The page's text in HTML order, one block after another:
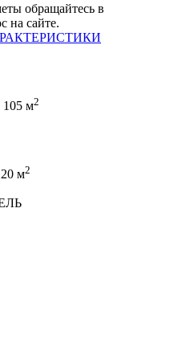
обращайтесь в
на сайте.
105 м2
м2